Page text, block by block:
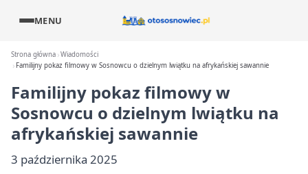
MENU
Strona główna Wiadomości
Familijny pokaz filmowy w Sosnowcu o dzielnym lwiątku na afrykańskiej sawannie
Familijny pokaz filmowy w
Sosnowcu o dzielnym lwiątku na
afrykańskiej sawannie
3 października 2025